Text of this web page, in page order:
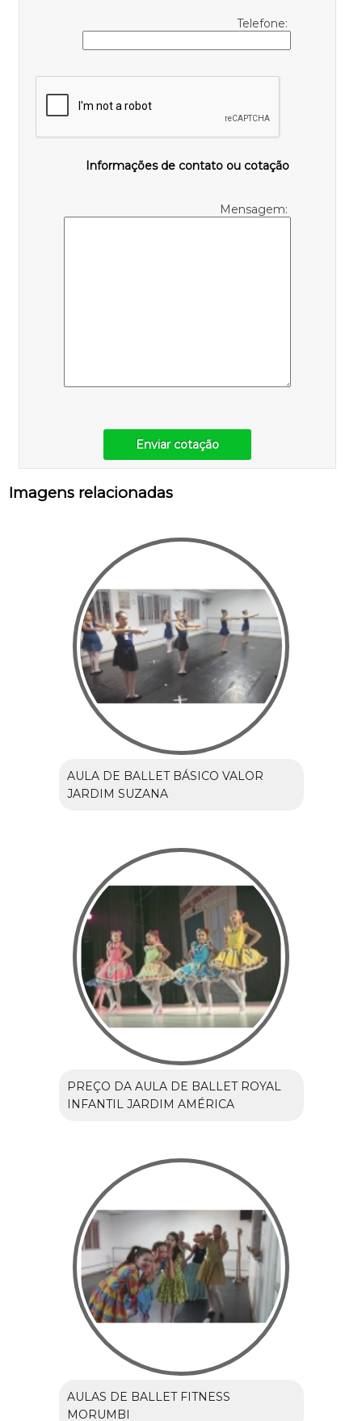
Telefone:
Informações de contato ou cotação
Mensagem:
Enviar cotação
Imagens relacionadas
AULA DE BALLET BÁSICO VALOR
JARDIM SUZANA
PREÇO DA AULA DE BALLET ROYAL
INFANTIL JARDIM AMÉRICA
AULAS DE BALLET FITNESS
MORUMBI